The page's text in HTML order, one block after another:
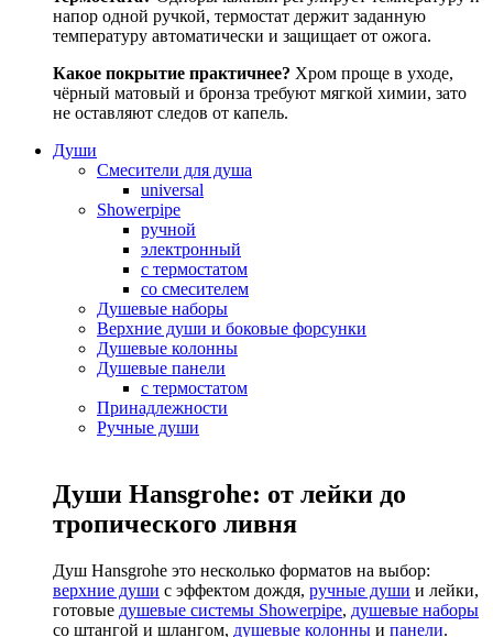
напор одной ручкой, термостат держит заданную
температуру автоматически и защищает от ожога.
Какое покрытие практичнее? Хром проще в уходе,
чёрный матовый и бронза требуют мягкой химии, зато
не оставляют следов от капель.
Души
Смесители для душа
universal
Showerpipe
ручной
электронный
с термостатом
со смесителем
Душевые наборы
Верхние души и боковые форсунки
Душевые колонны
Душевые панели
с термостатом
Принадлежности
Ручные души
Души Hansgrohe: от лейки до
тропического ливня
Душ Hansgrohe это несколько форматов на выбор:
верхние души с эффектом дождя, ручные души и лейки,
готовые душевые системы Showerpipe, душевые наборы
со штангой и шлангом, душевые колонны и панели.